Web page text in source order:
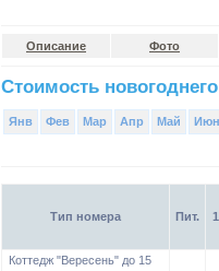
Описание Фото
Стоимость
Янв Фев Мар Апр Май Июн
Тип номера Пит.
Коттедж "Вересень" до 15